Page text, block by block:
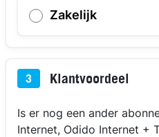
Zakelijk
3 Klantvoordeel
Is er nog een ander
Internet, Odido Internet +